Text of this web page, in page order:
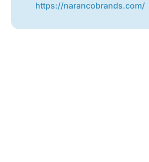
https://narancobrands.com/